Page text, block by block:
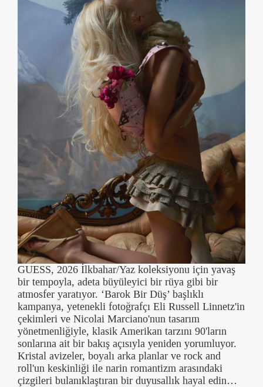
GUESS, 2026 İlkbahar/Yaz koleksiyonu için yavaş
bir tempoyla, adeta büyüleyici bir rüya gibi bir
atmosfer yaratıyor. ‘Barok Bir Düş’ başlıklı
kampanya, yetenekli fotoğrafçı Eli Russell Linnetz'in
çekimleri ve Nicolai Marciano'nun tasarım
yönetmenliğiyle, klasik Amerikan tarzını 90'ların
sonlarına ait bir bakış açısıyla yeniden yorumluyor.
Kristal avizeler, boyalı arka planlar ve rock and
roll'un keskinliği ile narin romantizm arasındaki
çizgileri bulanıklaştıran bir duyusallık hayal edin…